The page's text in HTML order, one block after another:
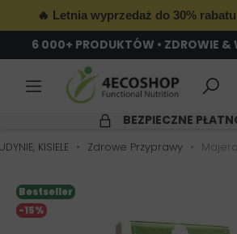
🔥 Letnia wyprzedaż do 30% rabatu
6 000+ PRODUKTÓW • ZDROWIE &
BEZPIECZNE
KISIELE Zdrowe Przyprawy
-15%
Bestseller